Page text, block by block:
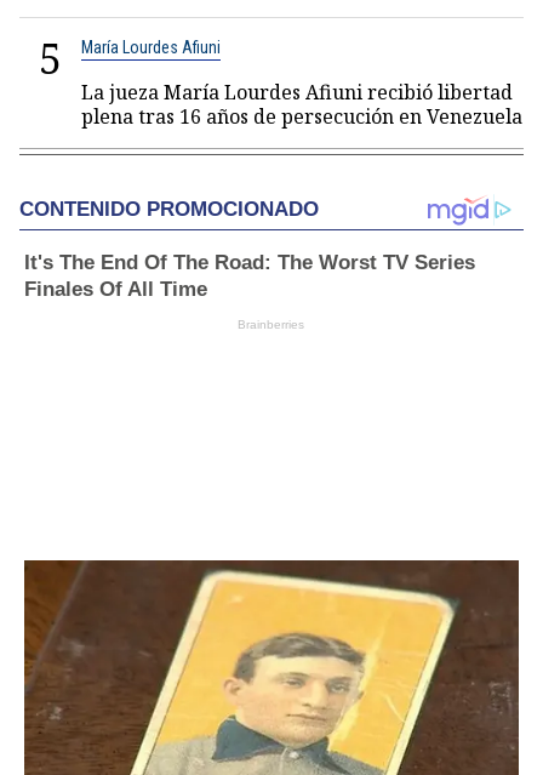
5 María Lourdes Afiuni
La jueza María Lourdes Afiuni recibió libertad
plena tras 16 años de persecución en Venezuela